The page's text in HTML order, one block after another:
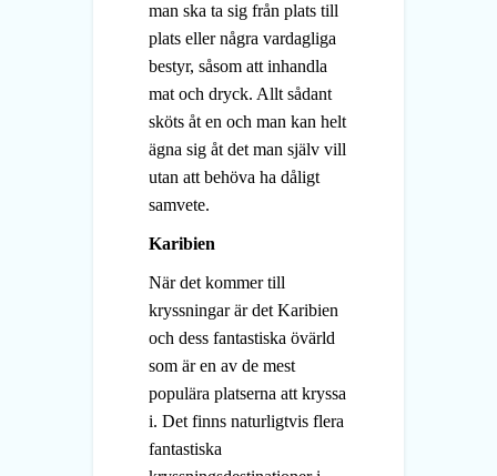
man ska ta sig från plats till
plats eller några vardagliga
bestyr, såsom att inhandla
mat och dryck. Allt sådant
sköts åt en och man kan helt
ägna sig åt det man själv vill
utan att behöva ha dåligt
samvete.
Karibien
När det kommer till
kryssningar är det Karibien
och dess fantastiska övärld
som är en av de mest
populära platserna att kryssa
i. Det finns naturligtvis flera
fantastiska